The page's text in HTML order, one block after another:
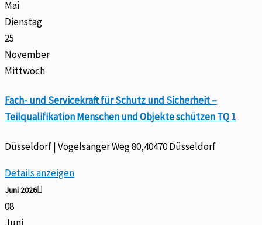
Mai
Dienstag
25
November
Mittwoch
Fach- und Servicekraft für Schutz und Sicherheit –
Teilqualifikation Menschen und Objekte schützen TQ 1
Düsseldorf | Vogelsanger Weg 80,40470 Düsseldorf
Details anzeigen
Juni 2026
08